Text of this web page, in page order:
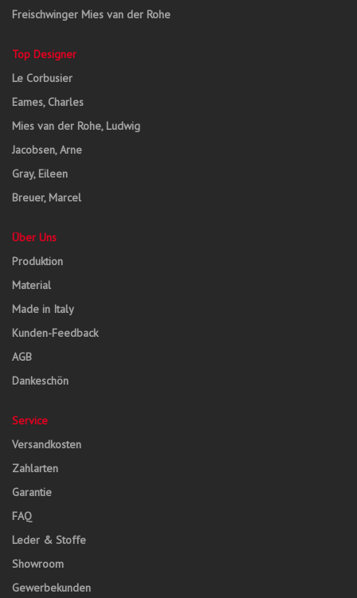
Freischwinger Mies van der Rohe
Top Designer
Le Corbusier
Eames, Charles
Mies van der Rohe, Ludwig
Jacobsen, Arne
Gray, Eileen
Breuer, Marcel
Über Uns
Produktion
Material
Made in Italy
Kunden-Feedback
AGB
Dankeschön
Service
Versandkosten
Zahlarten
Garantie
FAQ
Leder & Stoffe
Showroom
Gewerbekunden